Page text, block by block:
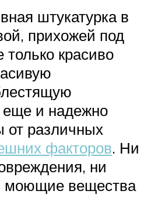
штукатурка в
прихожей под
красиво
еще и надежно
от различных
факторов. Ни
ни
моющие вещества